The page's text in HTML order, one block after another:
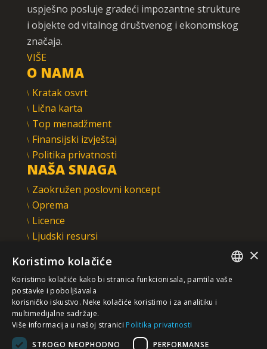
uspješno posluje gradeći impozantne strukture
i objekte od vitalnog društvenog i ekonomskog
značaja.
VIŠE
O NAMA
Kratak osvrt
Lična karta
Top menadžment
Finansijski izvještaj
Politika privatnosti
NAŠA SNAGA
Zaokružen poslovni koncept
Oprema
Licence
Ljudski resursi
INTEGRAL INŽENJERING A.D.
Omladinska 44, 78250 Laktaši
+387 (0)51 337 401
+387 (0)51 337 491
iicbl@integragrupa.com
×
Koristimo kolačiće
Koristimo kolačiće kako bi stranica funkcionisala, pamtila vaše
postavke i poboljšavala
korisničko iskustvo. Neke kolačiće koristimo i za analitiku i
multimedijalne sadržaje.
Više informacija u našoj stranici Politika privatnosti
STROGO NEOPHODNO
PERFORMANSE